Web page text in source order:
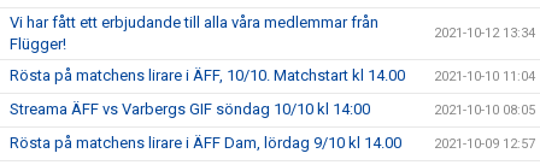
Vi har fått ett erbjudande till alla våra medlemmar från
Flügger!
2021-10-12 13:34
Rösta på matchens lirare i ÄFF, 10/10. Matchstart kl 14.00 2021-10-10 11:04
Streama ÄFF vs Varbergs GIF söndag 10/10 kl 14:00 2021-10-10 08:05
Rösta på matchens lirare i ÄFF Dam, lördag 9/10 kl 14.00 2021-10-09 12:57